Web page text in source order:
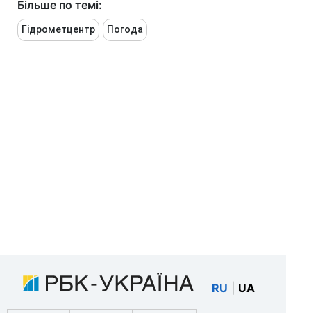
Більше по темі:
Гідрометцентр Погода
RU UA